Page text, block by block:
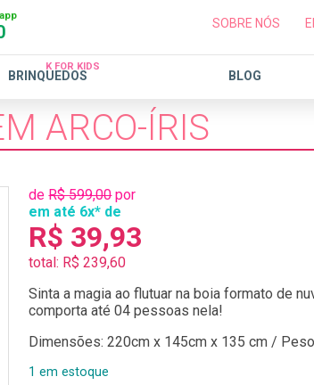
SOBRE NÓS
BRINQUEDOS
K FOR KIDS
BLOG
ARCO-ÍRIS
deR$ 599,00por
em até 6x* de
R$ 39,93
total: R$ 239,60
Sinta a magia ao flutuar na boia formato de
comporta até 04 pessoas nela!
Dimensões: 220cm x 145cm x 135 cm /
1 em estoque